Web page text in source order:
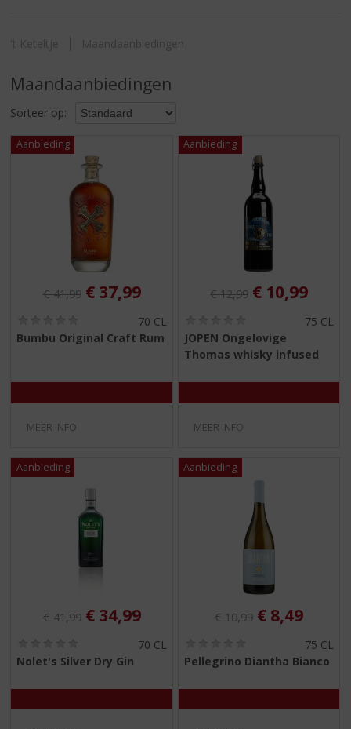
i
g
a
a
r
e
't Keteltje Maandaanbiedingen
Maandaanbiedingen
Sorteer op:
Originele prijs was:
€41,99 , Huidige prijs is:
€ 37,99
,
5
70 CL
Bumbu Original Craft Rum
MEER INFO
Originele prijs was:
€12,99 , Huidige
€ 10,99
,
0
5
75 CL
JOPEN Ongelovige
Thomas whisky infused
MEER INFO
Originele prijs was:
€41,99 , Huidige prijs is:
€ 34,99
,
/
70 CL
Nolet's Silver Dry Gin
Originele prijs was:
€10,99 , Huidige
€ 8,49
,
/
75 CL
Pellegrino Diantha Bianco